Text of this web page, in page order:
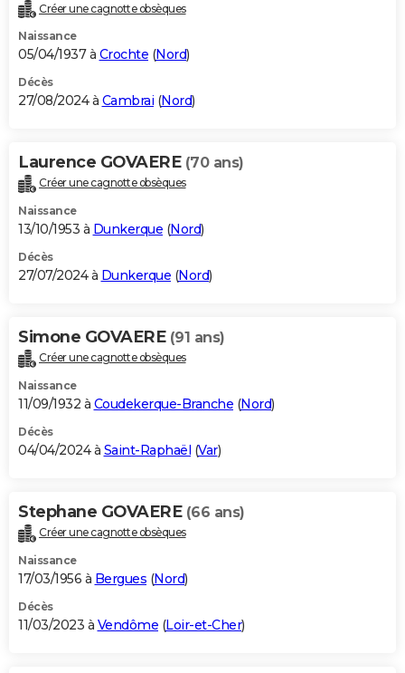
Créer une cagnotte obsèques
Naissance
05/04/1937 à Crochte (Nord)
Décès
27/08/2024 à Cambrai (Nord)
Laurence GOVAERE (70 ans)
Créer une cagnotte obsèques
Naissance
13/10/1953 à Dunkerque (Nord)
Décès
27/07/2024 à Dunkerque (Nord)
Simone GOVAERE (91 ans)
Créer une cagnotte obsèques
Naissance
11/09/1932 à Coudekerque-Branche (Nord)
Décès
04/04/2024 à Saint-Raphaël (Var)
Stephane GOVAERE (66 ans)
Créer une cagnotte obsèques
Naissance
17/03/1956 à Bergues (Nord)
Décès
11/03/2023 à Vendôme (Loir-et-Cher)